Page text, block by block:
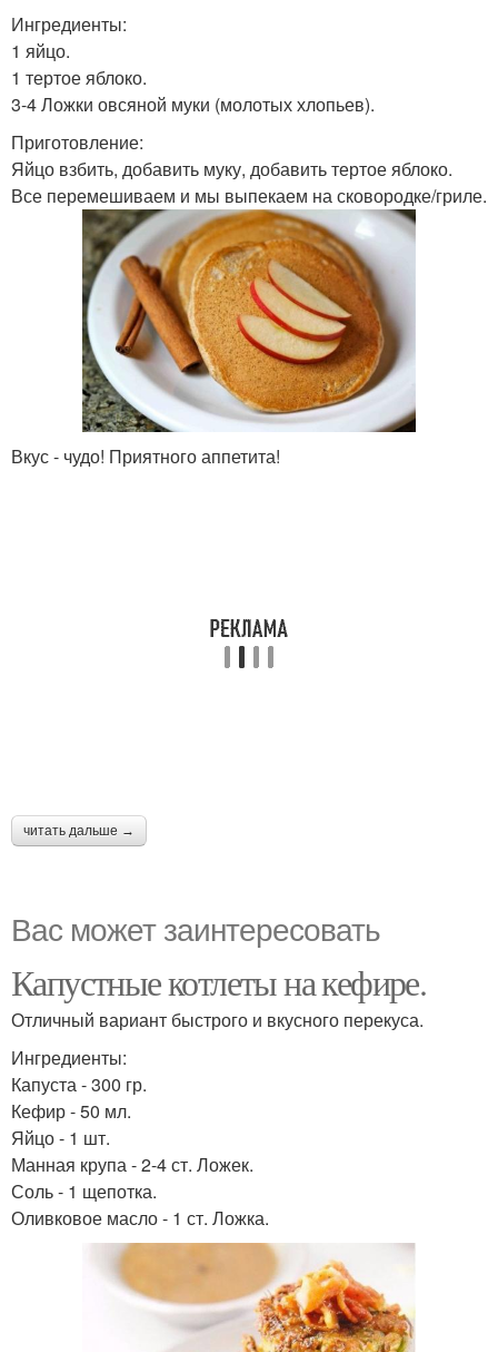
Ингредиенты:
1 яйцо.
1 тертое яблоко.
3-4 Ложки овсяной муки (молотых хлопьев).
Приготовление:
Яйцо взбить, добавить муку, добавить тертое яблоко.
Все перемешиваем и мы выпекаем на сковородке/гриле.
Вкус - чудо! Приятного аппетита!
читать дальше →
Вас может заинтересовать
Капустные котлеты на кефире.
Отличный вариант быстрого и вкусного перекуса.
Ингредиенты:
Капуста - 300 гр.
Кефир - 50 мл.
Яйцо - 1 шт.
Манная крупа - 2-4 ст. Ложек.
Соль - 1 щепотка.
Оливковое масло - 1 ст. Ложка.